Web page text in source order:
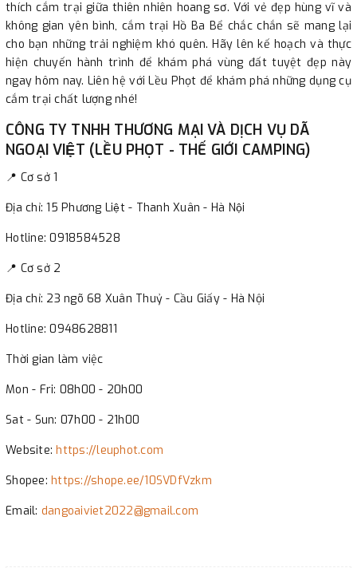
thích cắm trại giữa thiên nhiên hoang sơ. Với vẻ đẹp hùng vĩ và
không gian yên bình, cắm trại Hồ Ba Bể chắc chắn sẽ mang lại
cho bạn những trải nghiệm khó quên. Hãy lên kế hoạch và thực
hiện chuyến hành trình để khám phá vùng đất tuyệt đẹp này
ngay hôm nay. Liên hệ với Lều Phọt để khám phá những dụng cụ
cắm trại chất lượng nhé!
CÔNG TY TNHH THƯƠNG MẠI VÀ DỊCH VỤ DÃ
NGOẠI VIỆT (LỀU PHỌT - THẾ GIỚI CAMPING)
📍 Cơ sở 1
Địa chỉ: 15 Phương Liệt - Thanh Xuân - Hà Nội
Hotline: 0918584528
📍 Cơ sở 2
Địa chỉ: 23 ngõ 68 Xuân Thuỷ - Cầu Giấy - Hà Nội
Hotline: 0948628811
Thời gian làm việc
Mon - Fri: 08h00 - 20h00
Sat - Sun: 07h00 - 21h00
Website:https://leuphot.com
Shopee: https://shope.ee/10SVDfVzkm
Email: dangoaiviet2022@gmail.com